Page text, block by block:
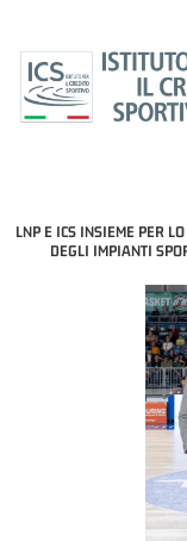
LNP E ICS INSIEME PER
DEGLI IMPIANTI